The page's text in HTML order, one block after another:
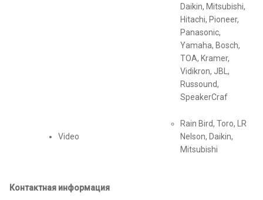
Daikin, Mitsubishi,
Hitachi, Pioneer,
Panasonic,
Yamaha, Bosch,
TOA, Kramer,
Vidikron, JBL,
Russound,
SpeakerCraf
Video
Rain Bird, Toro, LR
Nelson, Daikin,
Mitsubishi
Контактная информация